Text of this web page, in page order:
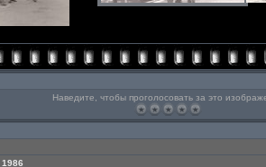
Наведите, чтобы проголосовать за это
1986